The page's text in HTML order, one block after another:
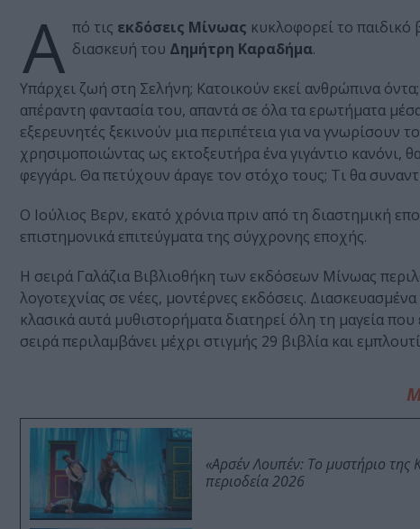
Α πό τις εκδόσεις Μίνωας κυκλοφορεί το παιδικό
διασκευή του Δημήτρη Καραδήμα.
Υπάρχει ζωή στη Σελήνη; Κατοικούν εκεί ανθρώπινα
απέραντη φαντασία του, απαντά σε όλα τα ερωτήματα
εξερευνητές ξεκινούν μια περιπέτεια για να
χρησιμοποιώντας ως εκτοξευτήρα ένα γιγάντιο κανόνι,
φεγγάρι. Θα πετύχουν άραγε τον στόχο τους; Τι θα
Ο Ιούλιος Βερν, εκατό χρόνια πριν από τη διαστημική
επιστημονικά επιτεύγματα της σύγχρονης εποχής.
Η σειρά Γαλάζια Βιβλιοθήκη των εκδόσεων Μίνωας
λογοτεχνίας σε νέες, μοντέρνες εκδόσεις.
κλασικά αυτά μυθιστορήματα διατηρεί όλη τη μαγεία
σειρά περιλαμβάνει μέχρι στιγμής 29 βιβλία και
«Αρσέν Λουπέν: Το μυστήριο της
περιοδεία 2026